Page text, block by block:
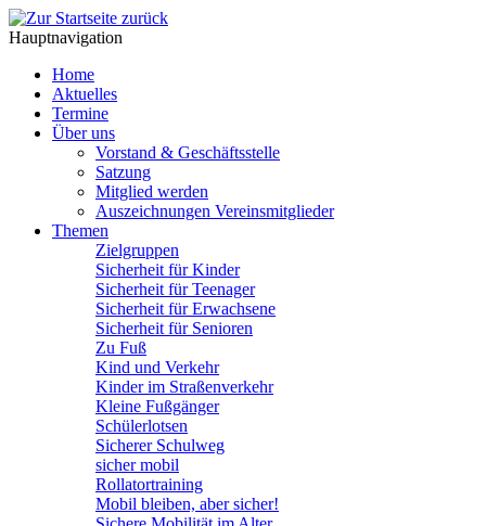
Hauptnavigation
Home
Aktuelles
Termine
Über uns
Vorstand & Geschäftsstelle
Satzung
Mitglied werden
Auszeichnungen Vereinsmitglieder
Themen
Zielgruppen
Sicherheit für Kinder
Sicherheit für Teenager
Sicherheit für Erwachsene
Sicherheit für Senioren
Zu Fuß
Kind und Verkehr
Kinder im Straßenverkehr
Kleine Fußgänger
Schülerlotsen
Sicherer Schulweg
sicher mobil
Rollatortraining
Mobil bleiben, aber sicher!